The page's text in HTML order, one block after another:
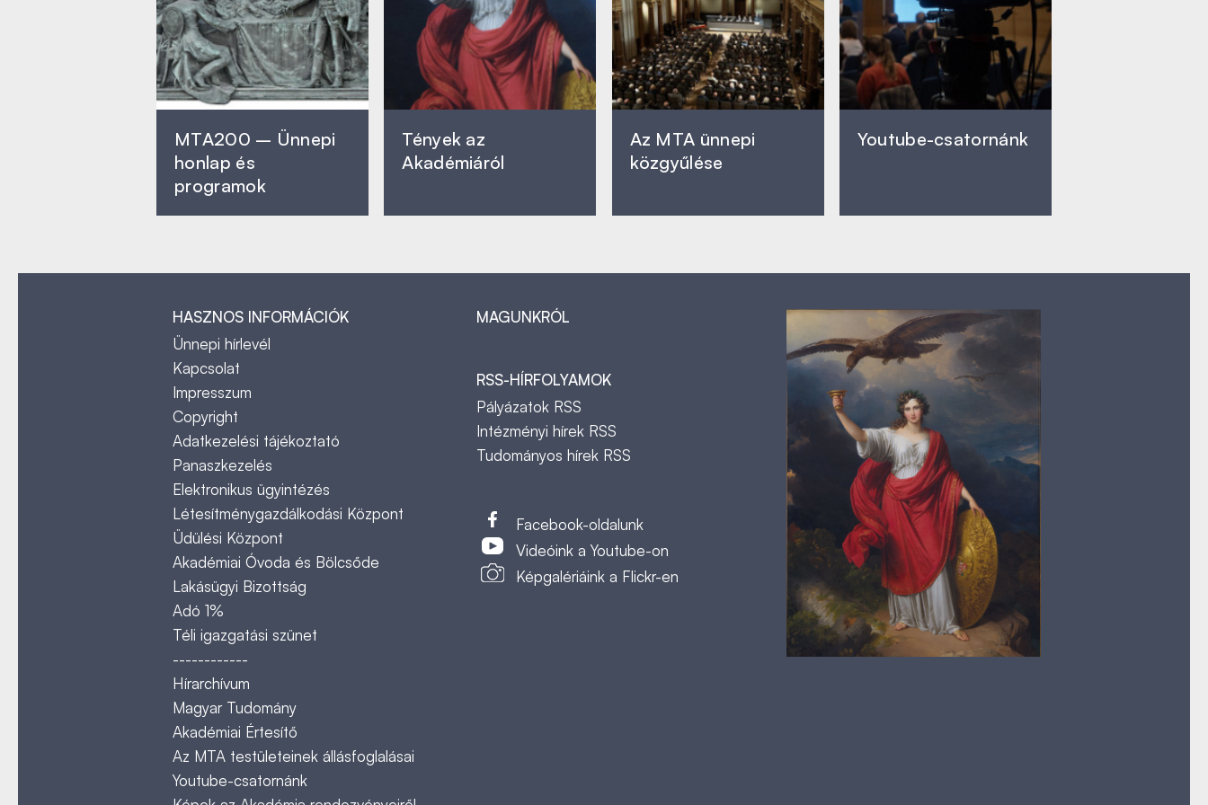
MTA200 – Ünnepi
honlap és
programok
Tények az
Akadémiáról
Az MTA ünnepi
közgyűlése
Youtube-csatornánk
HASZNOS INFORMÁCIÓK
Ünnepi hírlevél
Kapcsolat
Impresszum
Copyright
Adatkezelési tájékoztató
Panaszkezelés
Elektronikus ügyintézés
Létesítménygazdálkodási Központ
Üdülési Központ
Akadémiai Óvoda és Bölcsőde
Lakásügyi Bizottság
Adó 1%
Téli igazgatási szünet
------------
Hírarchívum
Magyar Tudomány
Akadémiai Értesítő
Az MTA testületeinek állásfoglalásai
Youtube-csatornánk
MAGUNKRÓL
RSS-HÍRFOLYAMOK
Pályázatok RSS
Intézményi hírek RSS
Tudományos hírek RSS
Facebook-oldalunk
Videóink a Youtube-on
Képgalériáink a Flickr-en